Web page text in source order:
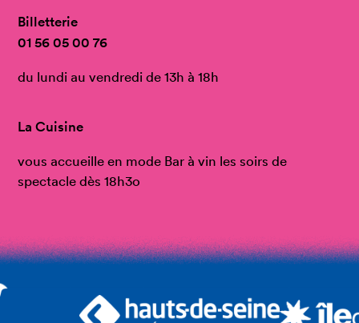
Billetterie
01 56 05 00 76
du lundi au vendredi de 13h à 18h
La Cuisine
vous accueille en mode Bar à vin les soirs de
spectacle dès 18h3o